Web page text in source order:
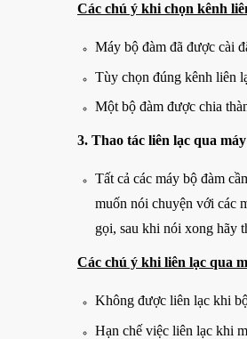
Các chú ý khi chọn kênh
Máy bộ đàm đã được cài
Tùy chọn đúng kênh liên
Một bộ đàm được chia
3. Thao tác liên lạc qua
Tất cả các máy bộ đàm
muốn nói chuyện với các
gọi, sau khi nói xong hãy
Các chú ý khi liên lạc qua
Không được liên lạc khi
Hạn chế việc liên lạc khi